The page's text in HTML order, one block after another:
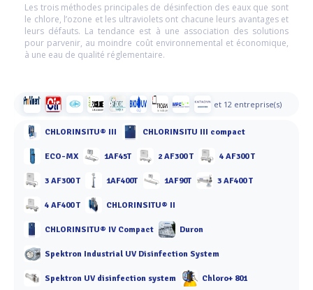
Les trois méthodes principales de désinfection des eaux que sont
le chlore, l’ozone et les ultraviolets ont chacune leurs avantages et
leurs défauts. La tendance est à une association des solutions
pour parvenir, au moindre coût environnemental et économique,
à une eau de qualité réglementaire.
et 12 entreprise(s)
CHLORINSITU® III CHLORINSITU III compact
ECO-MX 1AF45T 2 AF300 T 4 AF300 T
3 AF300 T 1AF400T 1AF90T 3 AF400 T
4 AF400 T CHLORINSITU® II
CHLORINSITU® IV Compact Duron
Spektron Industrial UV Disinfection System
Spektron UV disinfection system Chloro+ 801